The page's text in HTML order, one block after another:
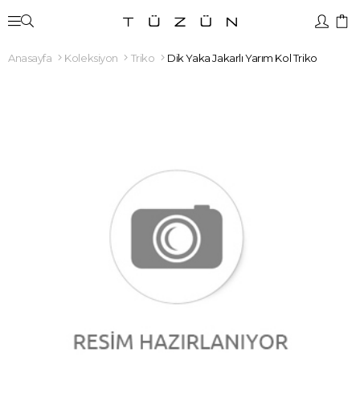
Anasayfa Koleksiyon Triko Dik Yaka Jakarlı Yarım Kol Triko